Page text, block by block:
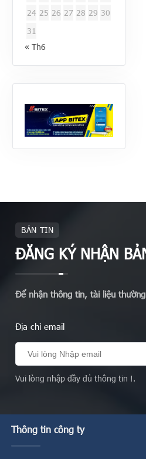
24 25 26 27 28 29 30
31
« Th6
BẢN TIN
ĐĂNG KÝ NHẬN
Để nhận thông tin, tài liệu
Địa chỉ email
Vui lòng nhập đầy đủ thông tin !.
Thông tin công ty